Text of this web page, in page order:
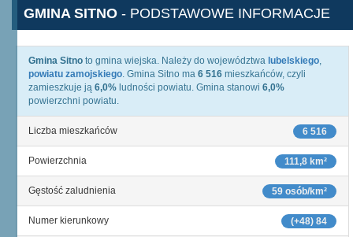
GMINA SITNO - PODSTAWOWE INFORMACJE
Gmina Sitno to gmina wiejska. Należy do województwa lubelskiego,
powiatu zamojskiego. Gmina Sitno ma 6 516 mieszkańców, czyli
zamieszkuje ją 6,0% ludności powiatu. Gmina stanowi 6,0%
powierzchni powiatu.
6 516
Liczba mieszkańców
111,8 km²
Powierzchnia
59 osób/km²
Gęstość zaludnienia
(+48) 84
Numer kierunkowy